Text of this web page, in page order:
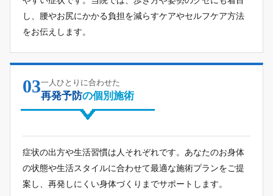
し、腰やお尻にかかる負担を減らすケアやセルフケア方法
をお伝えします。
03一人ひとりに合わせた
再発予防の個別施術
症状の出方や生活習慣は人それぞれです。あなたのお身体
の状態や生活スタイルに合わせて最適な施術プランをご提
案し、再発しにくい身体づくりまでサポートします。